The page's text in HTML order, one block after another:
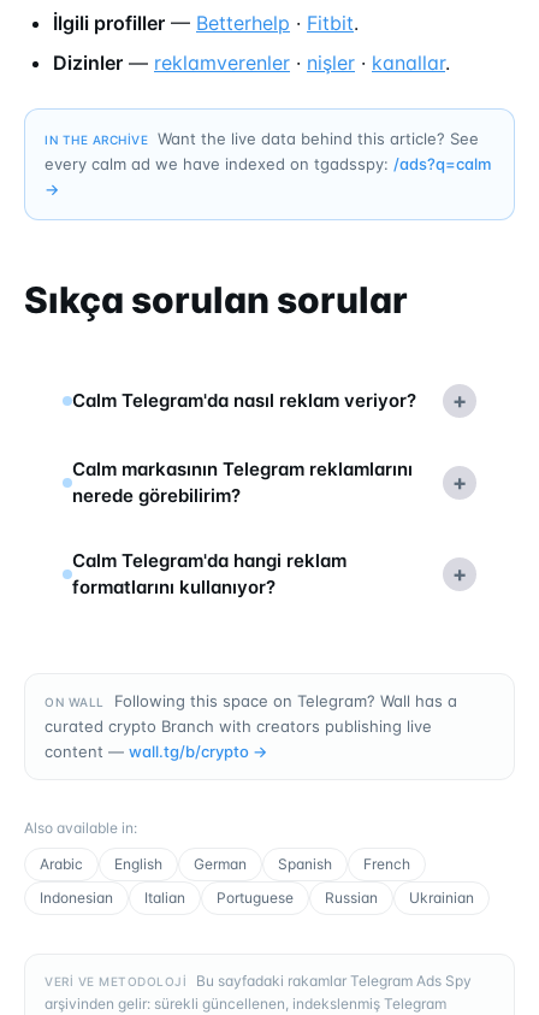
İlgili profiller — Betterhelp · Fitbit.
Dizinler — reklamverenler · nişler · kanallar.
IN THE ARCHIVE
Want the live data behind this article? See
every calm ad we have indexed on tgadsspy: /ads?q=calm
→
Sıkça sorulan sorular
Calm Telegram'da nasıl reklam veriyor? +
Calm markasının Telegram reklamlarını
nerede görebilirim?
+
Calm Telegram'da hangi reklam
formatlarını kullanıyor?
+
ON WALL
Following this space on Telegram? Wall has a
curated crypto Branch with creators publishing live
content — wall.tg/b/crypto →
Also available in:
Arabic
English German Spanish
French
Indonesian
Italian Portuguese Russian Ukrainian
VERI VE METODOLOJI
Bu sayfadaki rakamlar Telegram Ads Spy
arşivinden gelir: sürekli güncellenen, indekslenmiş Telegram